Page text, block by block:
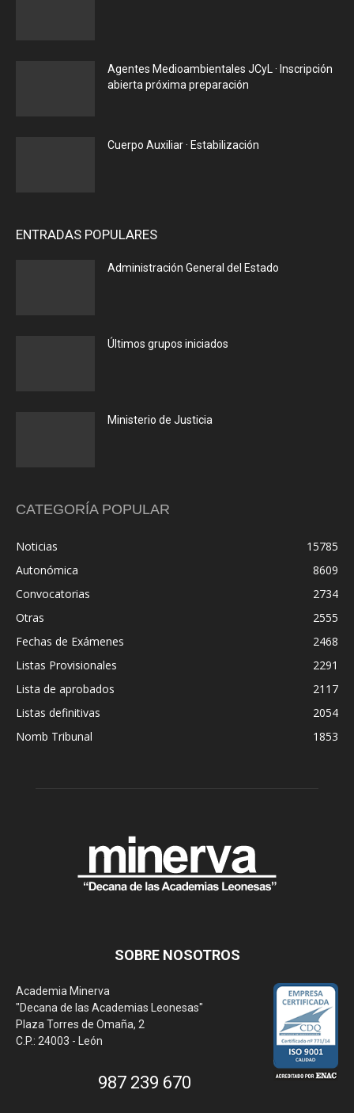
Agentes Medioambientales JCyL · Inscripción
abierta próxima preparación
Cuerpo Auxiliar · Estabilización
ENTRADAS POPULARES
Administración General del Estado
Últimos grupos iniciados
Ministerio de Justicia
CATEGORÍA POPULAR
Noticias
15785
Autonómica
8609
Convocatorias
2734
Otras
2555
Fechas de Exámenes
2468
Listas Provisionales
2291
Lista de aprobados
2117
Listas definitivas
2054
Nomb Tribunal
1853
SOBRE NOSOTROS
Academia Minerva
"Decana de las Academias Leonesas"
Plaza Torres de Omaña, 2
C.P.: 24003 - León
987 239 670